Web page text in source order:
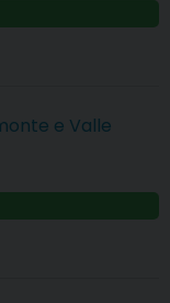
e Valle